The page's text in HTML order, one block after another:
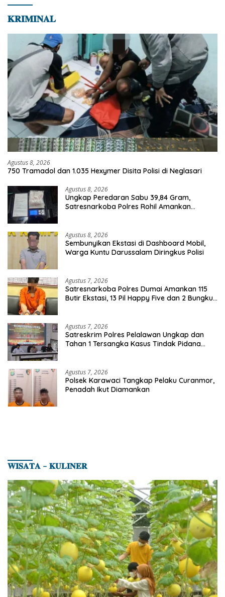
𝐊𝐑𝐈𝐌𝐈𝐍𝐀𝐋
Agustus 8, 2026
750 Tramadol dan 1.035 Hexymer Disita Polisi di Neglasari
Agustus 8, 2026
Ungkap Peredaran Sabu 39,84 Gram,
Satresnarkoba Polres Rohil Amankan
Agustus 8, 2026
Sembunyikan Ekstasi di Dashboard Mobil,
Warga Kuntu Darussalam Diringkus Polisi
Agustus 7, 2026
Satresnarkoba Polres Dumai Amankan 115
Butir Ekstasi, 13 Pil Happy Five dan 2 Bungkus
Agustus 7, 2026
Satreskrim Polres Pelalawan Ungkap dan
Tahan 1 Tersangka Kasus Tindak Pidana
Agustus 7, 2026
Polsek Karawaci Tangkap Pelaku Curanmor,
Penadah Ikut Diamankan
𝐖𝐈𝐒𝐀𝐓𝐀 – 𝐊𝐔𝐋𝐈𝐍𝐄𝐑